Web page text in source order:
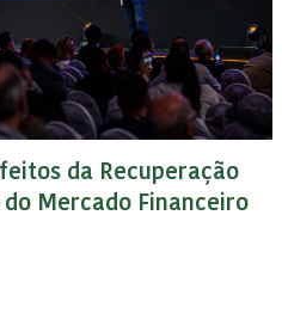
da Recuperação
Mercado Financeiro